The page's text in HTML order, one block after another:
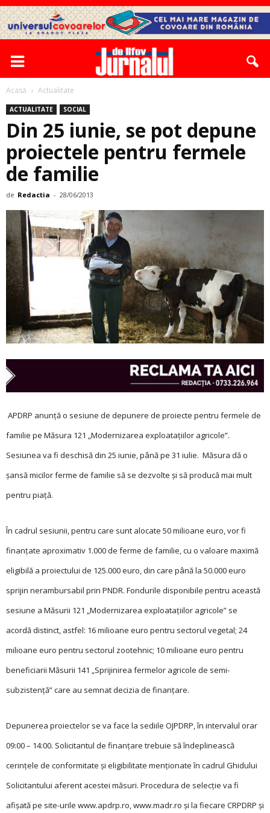
Acasă Actualitate
ACTUALITATE SOCIAL
Din 25 iunie, se pot depune
proiectele pentru fermele
de familie
de Redactia - 28/06/2013
APDRP anunță o sesiune de depunere de proiecte pentru fermele de
familie pe Măsura 121 „Modernizarea exploataţiilor agricole”.
Sesiunea va fi deschisă din 25 iunie, până pe 31 iulie. Măsura dă o
șansă micilor ferme de familie să se dezvolte și să producă mai mult
pentru piaţă.
În cadrul sesiunii, pentru care sunt alocate 50 milioane euro, vor fi
finanţate aproximativ 1.000 de ferme de familie, cu o valoare maximă
eligibilă a proiectului de 125.000 euro, din care până la 50.000 euro
sprijin nerambursabil prin PNDR. Fondurile disponibile pentru această
sesiune a Măsurii 121 „Modernizarea exploataţiilor agricole” se
acordă distinct, astfel: 16 milioane euro pentru sectorul vegetal; 24
milioane euro pentru sectorul zootehnic; 10 milioane euro pentru
beneficiarii Măsurii 141 „Sprijinirea fermelor agricole de semi-
subzistenţă” care au semnat decizia de finanţare.
Depunerea proiecte­lor se va face la sediile OJPDRP, în intervalul orar
09:00 – 14:00. Solicitantul de finanţare trebuie să îndeplinească
cerinţele de conformitate și eligibilitate menţionate în cadrul Ghidului
Solicitantului aferent acestei măsuri. Procedura de selecţie va fi
afișată pe site-urile www.apdrp.ro, www.madr.ro și la fiecare CRPDRP și